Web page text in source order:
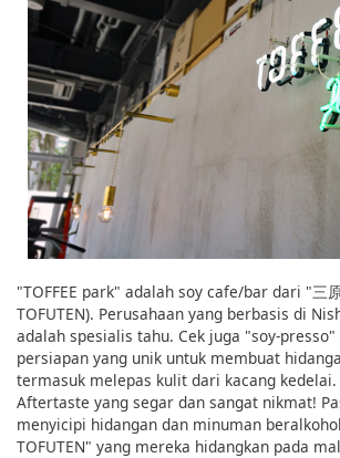
"TOFFEE park" adalah soy cafe/bar dari "三
TOFUTEN). Perusahaan yang berbasis di
adalah spesialis tahu. Cek juga "soy-
persiapan yang unik untuk membuat
termasuk melepas kulit dari kacang kedelai.
Aftertaste yang segar dan sangat nikmat!
menyicipi hidangan dan minuman
TOFUTEN" yang mereka hidangkan pada